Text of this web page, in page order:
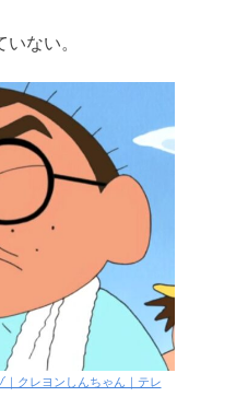
ない。
クレヨンしんちゃん｜テレ